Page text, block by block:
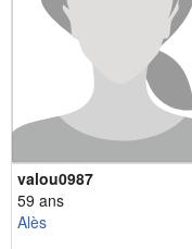
valou0987
59 ans
Alès